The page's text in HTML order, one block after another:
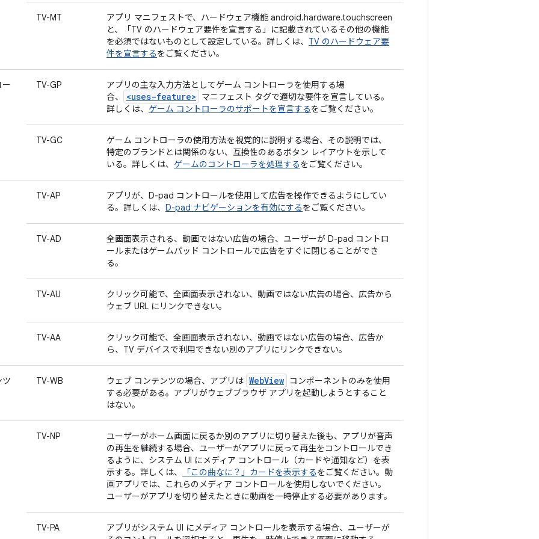
TV-MT
アプリ マニフェストで、ハードウェア機能 android.hardware.touchscreen
と、「TV のハードウェア要件を宣言する」に記載されているその他の機能
を必須ではないものとして設定している。詳しくは、 TV のハードウェア要
件を宣言するをご覧ください。
ー
TV-GP
アプリの主な入力方法としてゲーム コントローラを使用する場
合、
<uses-feature>
マニフェスト タグで適切な要件を宣言している。
詳しくは、 ゲーム コントローラのサポートを宣言するをご覧ください。
TV-GC
ゲーム コントローラの使用方法を視覚的に説明する場合、その説明では、
特定のブランドとは関係のない、互換性のあるボタン レイアウトを示して
いる。詳しくは、 ゲームのコントローラを処理するをご覧ください。
TV-AP
アプリが、D-pad コントロールを使用して広告を操作できるようにしてい
る。詳しくは、 D-pad ナビゲーションを有効にするをご覧ください。
TV-AD
全画面表示される、動画ではない広告の場合、ユーザーが D-pad コントロ
ールまたはゲームパッド コントロールで広告をすぐに閉じることができ
る。
TV-AU
クリック可能で、全画面表示されない、動画ではない広告の場合、広告から
ウェブ URL にリンクできない。
TV-AA
クリック可能で、全画面表示されない、動画ではない広告の場合、広告か
ら、TV デバイスで利用できない別のアプリにリンクできない。
ツ TV-WB ウェブ コンテンツの場合、アプリは WebView コンポーネントのみを使用
する必要がある。アプリがウェブブラウザ アプリを起動しようとすること
はない。
TV-NP
ユーザーがホーム画面に戻るか別のアプリに切り替えた後も、アプリが音声
の再生を継続する場合、ユーザーがアプリに戻って再生をコントロールでき
るように、システム UI にメディア コントロール（カードや通知など）を表
示する。詳しくは、
「この曲なに？」カードを表示するをご覧ください。動
画アプリでは、これらのメディア コントロールを使用しないでください。
ユーザーがアプリを切り替えたときに動画を一時停止する必要があります。
TV-PA
アプリがシステム UI にメディア コントロールを表示する場合、ユーザーが